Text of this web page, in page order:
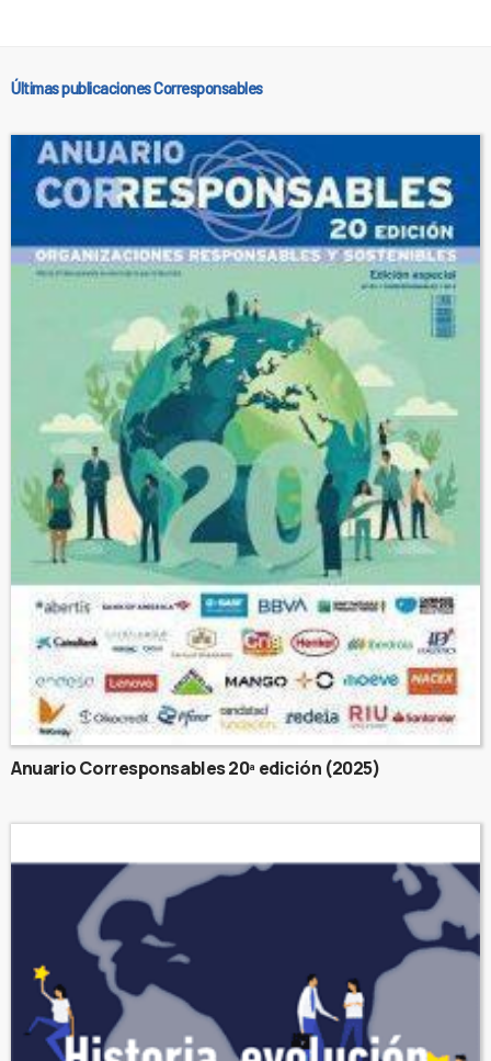
Últimas publicaciones Corresponsables
Anuario Corresponsables 20ª edición (2025)